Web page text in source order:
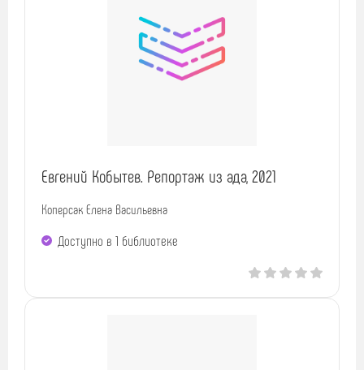
Евгений Кобытев. Репортаж из ада, 2021
Коперсак Елена Васильевна
Доступно в 1 библиотекe